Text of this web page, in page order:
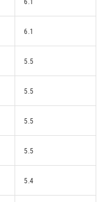
6.1
5.5
5.5
5.5
5.5
5.4